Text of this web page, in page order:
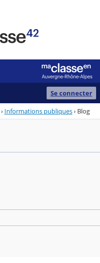
Se connecter
› Informations publiques› Blog